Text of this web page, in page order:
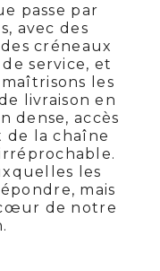
passe par
avec des
créneaux
service, et
les
livraison en
dense, accès
de la chaîne
les
mais
de notre